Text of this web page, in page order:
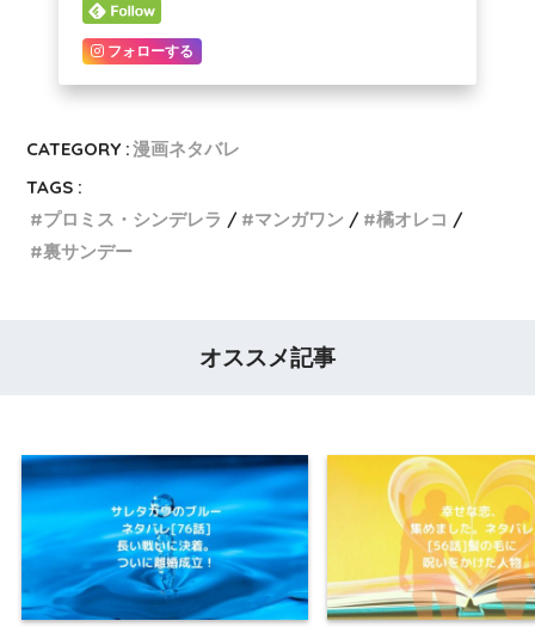
フォローする
CATEGORY :漫画ネタバレ
TAGS :
プロミス・シンデレラ
マンガワン
橘オレコ
裏サンデー
オススメ記事